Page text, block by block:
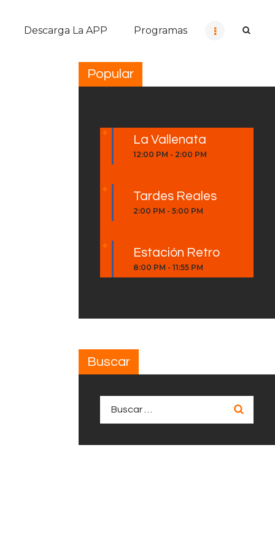
Descarga La APP Programas
Popular
La Vallenata
12:00 PM - 2:00 PM
Tardes Reales
2:00 PM -5:00 PM
Estación Retro
8:00 PM -11:55 PM
Buscar